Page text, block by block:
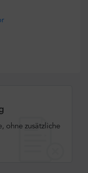
ohne zusätzliche